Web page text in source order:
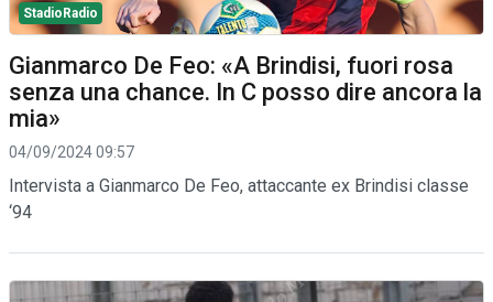
StadioRadio
Gianmarco De Feo: «A Brindisi, fuori rosa
senza una chance. In C posso dire ancora la
mia»
04/09/2024 09:57
Intervista a Gianmarco De Feo, attaccante ex Brindisi classe
‘94